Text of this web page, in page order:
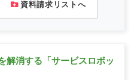
資料請求リストへ
解消する「サービスロボッ